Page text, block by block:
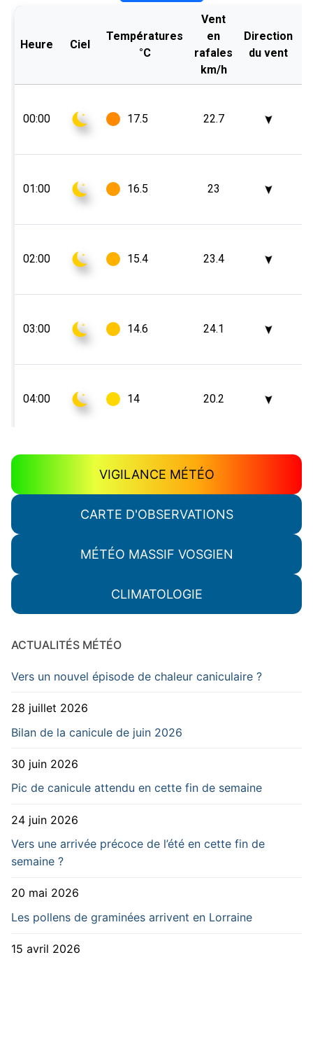
VIGILANCE MÉTÉO
CARTE D'OBSERVATIONS
MÉTÉO MASSIF VOSGIEN
CLIMATOLOGIE
ACTUALITÉS MÉTÉO
Vers un nouvel épisode de chaleur caniculaire ?
28 juillet 2026
Bilan de la canicule de juin 2026
30 juin 2026
Pic de canicule attendu en cette fin de semaine
24 juin 2026
Vers une arrivée précoce de l’été en cette fin de
semaine ?
20 mai 2026
Les pollens de graminées arrivent en Lorraine
15 avril 2026